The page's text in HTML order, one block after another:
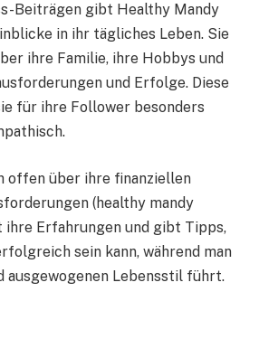
Beiträgen gibt Healthy Mandy
in ihr tägliches Leben. Sie
ihre Familie, ihre Hobbys und
und Erfolge. Diese
für ihre Follower besonders
offen über ihre finanziellen
(healthy mandy
ihre Erfahrungen und gibt Tipps,
sein kann, während man
ausgewogenen Lebensstil führt.